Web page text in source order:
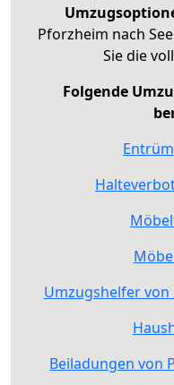
Pforzheim nach
Sie die
Folgende
Umzugshelfer von
Beiladungen von